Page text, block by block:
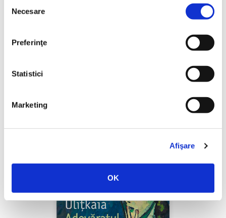
consimțământului
Necesare
Preferinţe
Statistici
Marketing
Afişare
OK